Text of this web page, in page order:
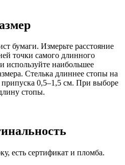
бумаги. Измерьте расстояние
точки самого длинного
используйте наибольшее
Стелька длиннее стопы на
0,5–1,5 см. При выборе
стопы.
есть сертификат и пломба.